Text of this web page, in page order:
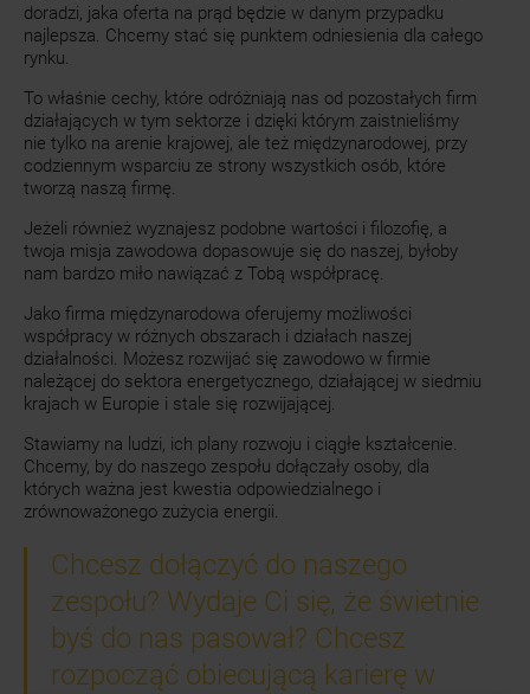
doradzi, jaka oferta na prąd będzie w danym przypadku
najlepsza. Chcemy stać się punktem odniesienia dla całego
rynku.
To właśnie cechy, które odróżniają nas od pozostałych firm
działających w tym sektorze i dzięki którym zaistnieliśmy
nie tylko na arenie krajowej, ale też międzynarodowej, przy
codziennym wsparciu ze strony wszystkich osób, które
tworzą naszą firmę.
Jeżeli również wyznajesz podobne wartości i filozofię, a
twoja misja zawodowa dopasowuje się do naszej, byłoby
nam bardzo miło nawiązać z Tobą współpracę.
Jako firma międzynarodowa oferujemy możliwości
współpracy w różnych obszarach i działach naszej
działalności. Możesz rozwijać się zawodowo w firmie
należącej do sektora energetycznego, działającej w siedmiu
krajach w Europie i stale się rozwijającej.
Stawiamy na ludzi, ich plany rozwoju i ciągłe kształcenie.
Chcemy, by do naszego zespołu dołączały osoby, dla
których ważna jest kwestia odpowiedzialnego i
zrównoważonego zużycia energii.
Chcesz dołączyć do naszego
zespołu? Wydaje Ci się, że świetnie
byś do nas pasował? Chcesz
rozpocząć obiecującą karierę w